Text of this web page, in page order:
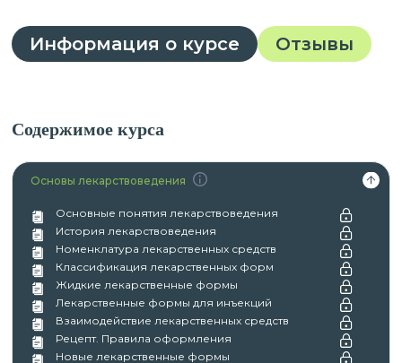
Информация о курсе Отзывы
Содержимое курса
Основы лекарствоведения
Основные понятия лекарствоведения
История лекарствоведения
Номенклатура лекарственных средств
Классификация лекарственных форм
Жидкие лекарственные формы
Лекарственные формы для инъекций
Взаимодействие лекарственных средств
Рецепт. Правила оформления
Новые лекарственные формы